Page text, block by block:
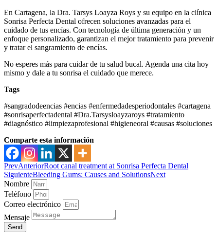
En Cartagena, la Dra. Tarsys Loayza Roys y su equipo en la clínica
Sonrisa Perfecta Dental ofrecen soluciones avanzadas para el
cuidado de tus encías. Con tecnología de última generación y un
enfoque personalizado, garantizan el mejor tratamiento para prevenir
y tratar el sangramiento de encías.
No esperes más para cuidar de tu salud bucal. Agenda una cita hoy
mismo y dale a tu sonrisa el cuidado que merece.
Tags
#sangradodeencias #encias #enfermedadesperiodontales #cartagena
#sonrisaperfectadental #Dra.Tarsysloayzaroys #tratamiento
#diagnóstico #limpiezaprofesional #higieneoral #causas #soluciones
Comparte esta información
PrevAnteriorRoot canal treatment at Sonrisa Perfecta Dental
SiguienteBleeding Gums: Causes and SolutionsNext
Nombre
Teléfono
Correo electrónico
Mensaje
Send